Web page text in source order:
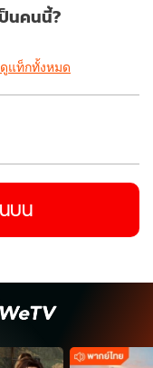
นคนนี้?
ดูแท็กทั้งหมด
บน